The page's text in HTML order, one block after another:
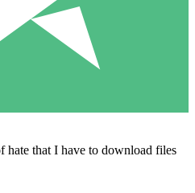
hate that I have to download files